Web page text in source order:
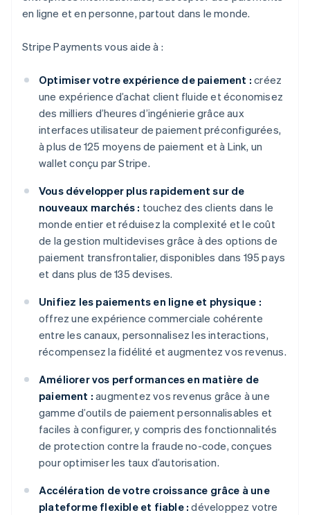
en ligne et en personne, partout dans le monde.
Stripe Payments vous aide à :
Optimiser votre expérience de paiement : créez
une expérience d’achat client fluide et économisez
des milliers d’heures d’ingénierie grâce aux
interfaces utilisateur de paiement préconfigurées,
à plus de 125 moyens de paiement et à Link, un
wallet conçu par Stripe.
Vous développer plus rapidement sur de
nouveaux marchés : touchez des clients dans le
monde entier et réduisez la complexité et le coût
de la gestion multidevises grâce à des options de
paiement transfrontalier, disponibles dans 195 pays
et dans plus de 135 devises.
Unifiez les paiements en ligne et physique :
offrez une expérience commerciale cohérente
entre les canaux, personnalisez les interactions,
récompensez la fidélité et augmentez vos revenus.
Améliorer vos performances en matière de
paiement : augmentez vos revenus grâce à une
gamme d’outils de paiement personnalisables et
faciles à configurer, y compris des fonctionnalités
de protection contre la fraude no-code, conçues
pour optimiser les taux d’autorisation.
Accélération de votre croissance grâce à une
plateforme flexible et fiable : développez votre